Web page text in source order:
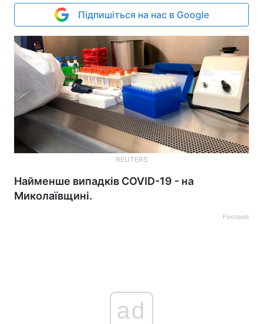
Підпишіться на нас в Google
REUTERS
Найменше випадків COVID-19 - на
Миколаївщині.
Реклама
ad